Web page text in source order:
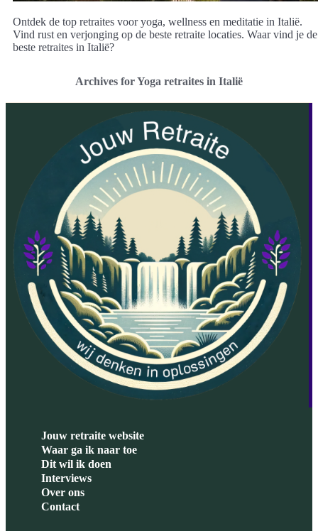
Ontdek de top retraites voor yoga, wellness en meditatie in Italië.
Vind rust en verjonging op de beste retraite locaties. Waar vind je de
beste retraites in Italië?
Archives for Yoga retraites in Italië
Jouw retraite website
Waar ga ik naar toe
Dit wil ik doen
Interviews
Over ons
Contact